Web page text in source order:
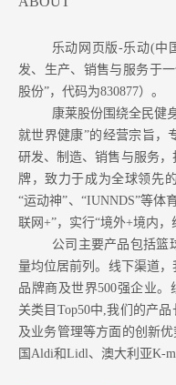
乐动网页版-乐动(中
发、生产、销售与服务于
股份”，代码为830877）。
康莱股份围绕全民健
就世界健康”的经营宗旨，
研发、制造、销售与服务
牌，致力于成为全球领先
“运动神”、“IUNNDS”等体
联网+”，实行“境外+境内，
公司主要产品包括篮
量均位居前列。 线下渠道，
品牌商及世界500强企业。
关类目Top50中,我们的产
及业务管理等方面的创新
国Aldi和Lidl、澳大利亚K-